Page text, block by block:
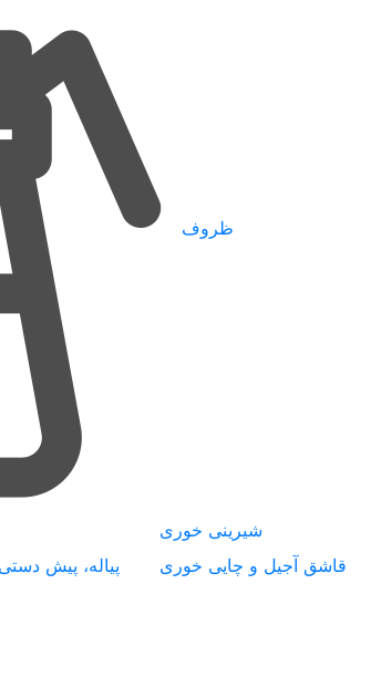
ظروف
شیرینی خوری
پیاله، پیش قاشق آجیل و چایی خوری